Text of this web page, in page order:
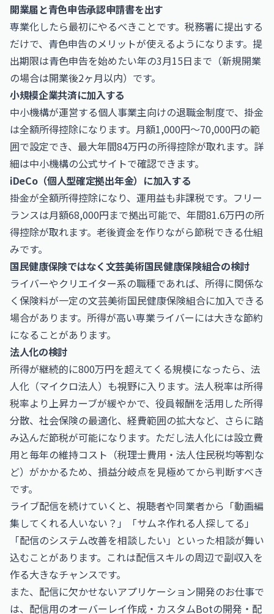
開業届と青色申告承認申請書を出す
専業化したら最初にやるべきことです。税務署に提出する
だけで、青色申告のメリットが使えるようになります。提
出期限は青色申告を始めたい年の3月15日まで（新規開業
の場合は開業後2ヶ月以内）です。
小規模企業共済に加入する
中小機構が運営する個人事業主向けの退職金制度で、掛金
は全額所得控除になります。月額1,000円〜70,000円の範
囲で設定でき、最大年間84万円の所得控除が取れます。詳
細は中小機構の公式サイトで確認できます。
iDeCo（個人型確定拠出年金）に加入する
掛金が全額所得控除になり、運用益も非課税です。フリー
ランスは月額68,000円まで拠出可能で、年間81.6万円の所
得控除が取れます。老後資金を作りながら節税できる仕組
みです。
国民健康保険ではなく文芸美術国民健康保険組合の検討
ライバーやクリエイター系の職種であれば、所得に関係な
く保険料が一定の文芸美術国民健康保険組合に加入できる
場合があります。所得が高い専業ライバーには大きな節約
になることがあります。
法人化の検討
所得が継続的に800万円を超えてくる規模になったら、法
人化（マイクロ法人）も視野に入ります。法人税率は所得
税率より上昇カーブが緩やかで、役員報酬を活用した所得
分散、社会保険の最適化、経費範囲の拡大など、さらに踏
み込んだ節税が可能になります。ただし法人化には設立費
用と毎年の維持コスト（税理士費用・法人住民税均等割な
ど）がかかるため、損益分岐点を見極めてから判断すべき
です。
ライブ配信を続けていくと、視聴者や同業者から「動画編
集してくれる人いない？」「サムネ作れる人探してる」
「配信のシステム改善を相談したい」といった相談が舞い
込むことがあります。これは配信スキルの周辺で副収入を
作る大きなチャンスです。
また、配信に欠かせないアプリケーション開発のお仕事で
は、配信用のオーバーレイ作成・カスタムBotの開発・配